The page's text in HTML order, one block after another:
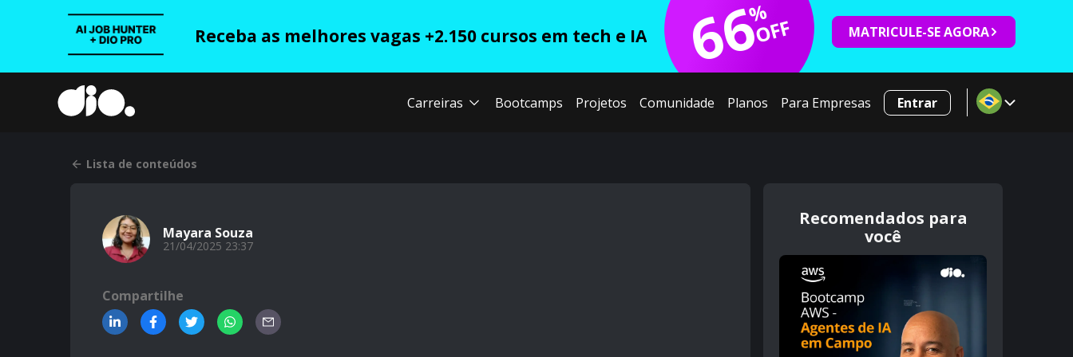
Receba as melhores vagas +2.150 cursos em tech e IA 66
%
OFF MATRICULE-SE AGORA
Carreiras Bootcamps Projetos Comunidade Planos Para Empresas Entrar
Lista de conteúdos
Mayara Souza
21/04/2025 23:37
Compartilhe
Recomendados para
você